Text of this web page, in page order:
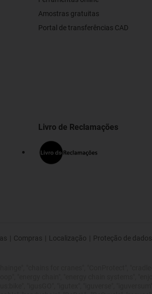
Amostras gratuitas
Portal de transferências CAD
Livro de Reclamações
| Compras | Localização | Proteção de dados